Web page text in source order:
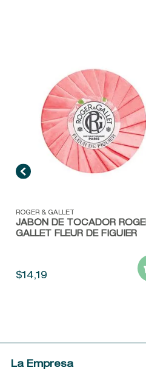
Vista rápida
ROGER & GALLET
JABÓN DE TOCADOR
GALLET FLEUR DE FIGUIER
$14,19
La Empresa